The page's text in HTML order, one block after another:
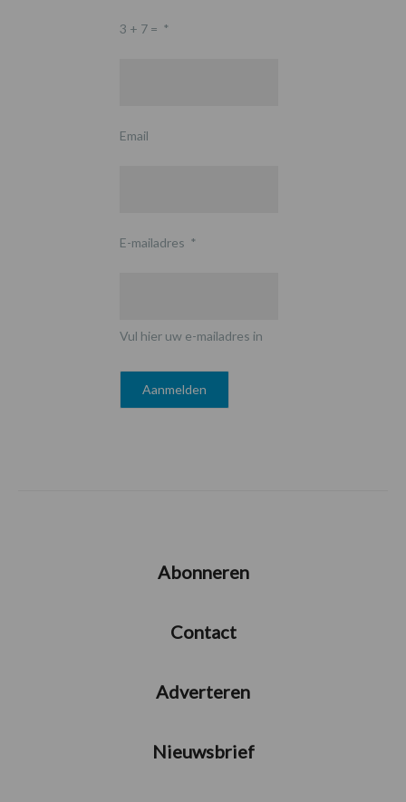
3 + 7 = *
Email
E-mailadres *
Vul hier uw e-mailadres in
Abonneren
Contact
Adverteren
Nieuwsbrief